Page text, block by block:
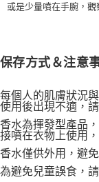
或是少量噴在手腕，觀
保存方式＆注意
每個人的肌膚狀況
使用後出現不適，
香水為揮發型產品
接噴在衣物上使用
香水僅供外用，避
為避免兒童誤食，